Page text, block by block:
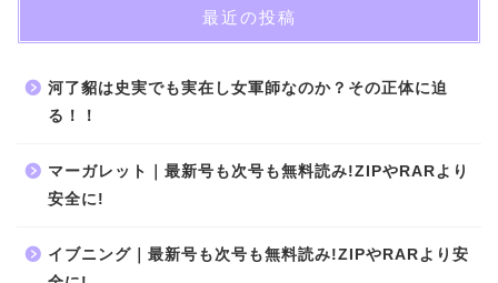
最近の投稿
河了貂は史実でも実在し女軍師なのか？その正体に迫
る！！
マーガレット｜最新号も次号も無料読み!ZIPやRARより
安全に!
イブニング｜最新号も次号も無料読み!ZIPやRARより安